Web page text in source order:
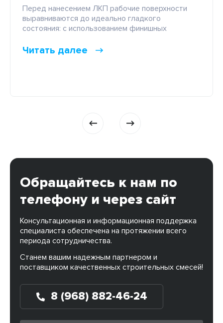
Перед нанесением ЛКП рабочие поверхности
выравниваются до идеально гладкого
состояния: с использованием финишных
полимерной основе. Они оптимально подходят
Читать далее
Обращайтесь к нам по
телефону и через сайт
Консультационная и информационная поддержка
специалиста обеспечена на протяжении всего
периода сотрудничества.
Станем вашим надежным партнером и
поставщиком качественных строительных смесей!
8 (968) 882-46-24